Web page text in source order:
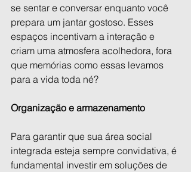
se sentar e conversar enquanto você
prepara um jantar gostoso. Esses
espaços incentivam a interação e
criam uma atmosfera acolhedora, fora
que memórias como essas levamos
para a vida toda né?
Organização e armazenamento
Para garantir que sua área social
integrada esteja sempre convidativa, é
fundamental investir em soluções de